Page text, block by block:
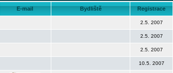
E-mail Bydliště Registrace
2.5. 2007
2.5. 2007
2.5. 2007
10.5. 2007